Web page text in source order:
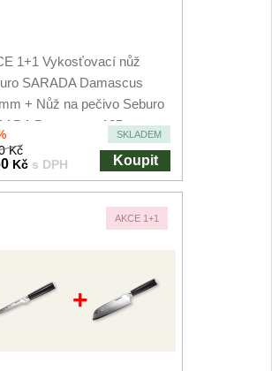
1+1 Vykosťovací nůž
SARADA Damascus
+ Nůž na pečivo Seburo
Damascus 195mm
SKLADEM
Kč
Kč s DPH Koupit
AKCE 1+1
+